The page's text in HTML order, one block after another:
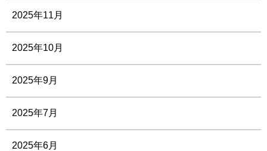
2025年11月
2025年10月
2025年9月
2025年7月
2025年6月